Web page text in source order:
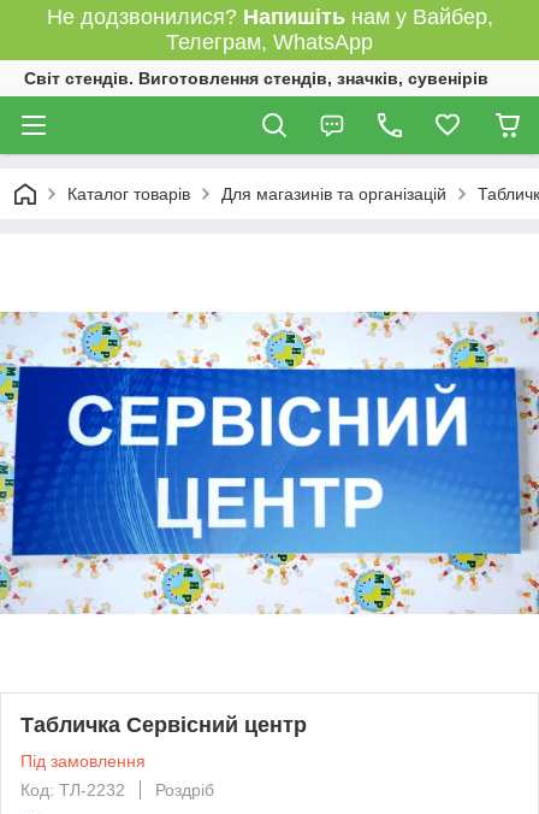
Не додзвонилися? Напишітьнам у Вайбер,
Телеграм, WhatsApp
Світ стендів. Виготовлення стендів, значків, сувенірів
Каталог товарів Для магазинів та організацій
Табличка Сервісний центр
Під замовлення
Код: ТЛ-2232
Роздріб